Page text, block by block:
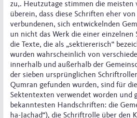
zu,. Heutzutage stimmen die meisten
überein, dass diese Schriften eher
verbundenen, sich entwickelnden
un nicht das Werk die einer einzelnen
die Texte, die als „sektiererisch“
wurden wahrscheinlich von
innerhalb und außerhalb der
der sieben ursprünglichen
Qumran gefunden wurden, sind für
Sektentexten verwendet worden und
bekanntesten Handschriften: die
ha-Jachad“), die Schriftrolle über den